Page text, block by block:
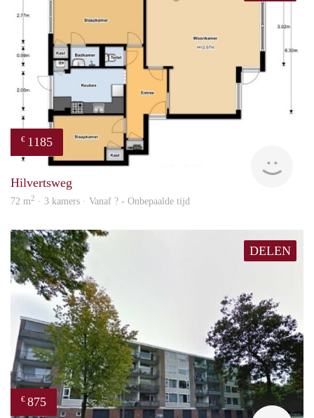
€ 1185
Hilvertsweg
72 m2 · 3 kamers · Vanaf ? - Onbepaalde tijd
DELEN
€ 875